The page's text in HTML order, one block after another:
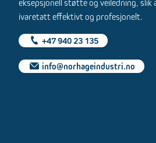
eksepsjonell støtte og veiledning, slik
ivaretatt effektivt og profesjonelt.
+47 940 23 135
info@norhageindustri.no